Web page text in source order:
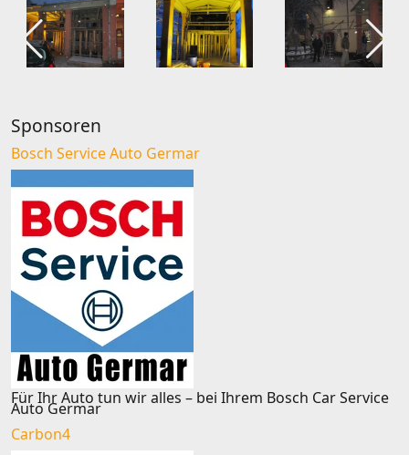
Sponsoren
Bosch Service Auto Germar
Für Ihr Auto tun wir alles – bei Ihrem Bosch Car Service
Auto Germar
Carbon4